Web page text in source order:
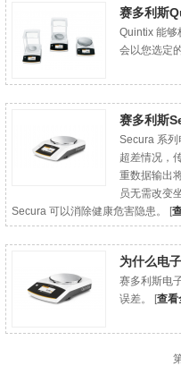
赛多利斯
Quintix 能够
会以您选定
赛多利斯
Secura 系列
超差情况，
重数据输出
员无需改变
Secura 可以消除健康危害隐患。 [
为什么电
赛多利斯电
误差。 [查看